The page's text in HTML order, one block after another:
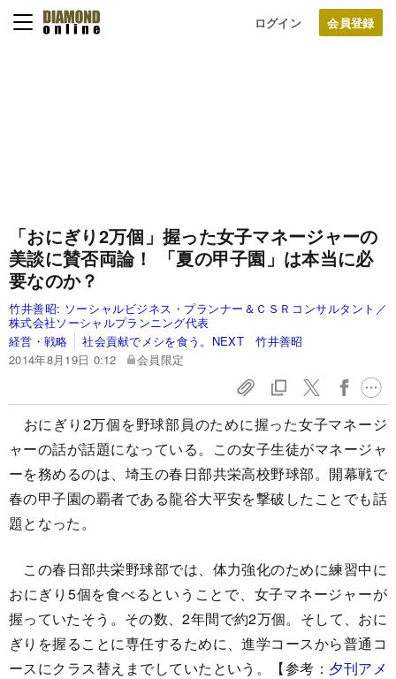
ログイン
「おにぎり2万個」握った女子マネージャーの
美談に賛否両論！ 「夏の甲子園」は本当に必
要なのか？
竹井善昭: ソーシャルビジネス・プランナー＆ＣＳＲコンサルタント／
株式会社ソーシャルプランニング代表
経営・戦略
社会貢献でメシを食う。NEXT 竹井善昭
2014年8月19日 0:12
会員限定
おにぎり2万個を野球部員のために握った女子マネージ
ャーの話が話題になっている。この女子生徒がマネージャ
ーを務めるのは、埼玉の春日部共栄高校野球部。開幕戦で
春の甲子園の覇者である龍谷大平安を撃破したことでも話
題となった。
この春日部共栄野球部では、体力強化のために練習中に
おにぎり5個を食べるということで、女子マネージャーが
握っていたそう。その数、2年間で約2万個。そして、おに
ぎりを握ることに専任するために、進学コースから普通コ
ースにクラス替えまでしていたという。【参考： 夕刊アメ